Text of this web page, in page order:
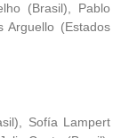
(Brasil), Pablo
Arguello (Estados
Sofía Lampert